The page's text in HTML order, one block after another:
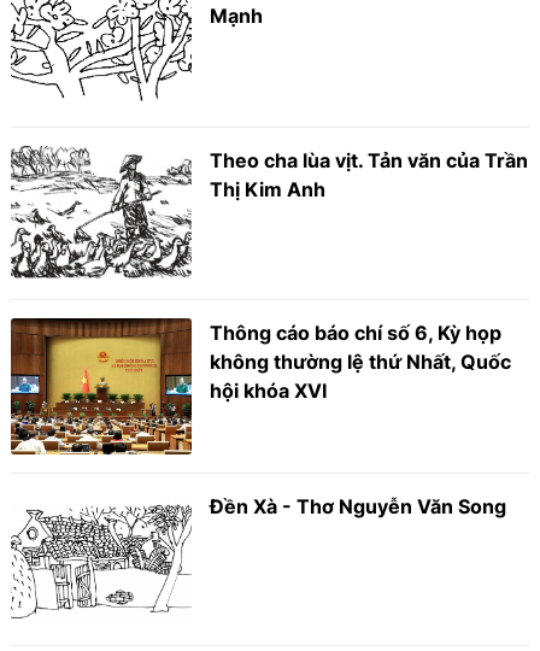
Mạnh
Theo cha lùa vịt. Tản văn của Trần
Thị Kim Anh
Thông cáo báo chí số 6, Kỳ họp
không thường lệ thứ Nhất, Quốc
hội khóa XVI
Đền Xà - Thơ Nguyễn Văn Song